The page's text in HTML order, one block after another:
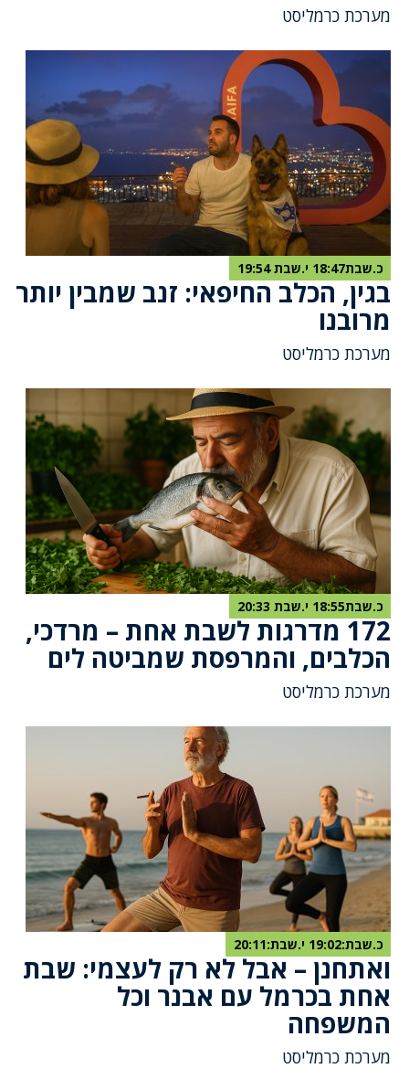
מערכת כרמליסט
כ.שבת18:47 י.שבת 19:54
בגין, הכלב החיפאי: זנב שמבין יותר
מרובנו
מערכת כרמליסט
כ.שבת18:55 י.שבת 20:33
172 מדרגות לשבת אחת – מרדכי,
הכלבים, והמרפסת שמביטה לים
מערכת כרמליסט
כ.שבת:19:02 י.שבת:20:11
ואתחנן – אבל לא רק לעצמי: שבת
אחת בכרמל עם אבנר וכל
המשפחה
מערכת כרמליסט